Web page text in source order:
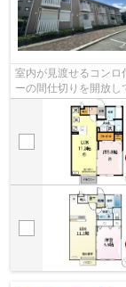
室内が見渡せるコン
ーの間仕切りを開放し
浴室乾燥など設備も充